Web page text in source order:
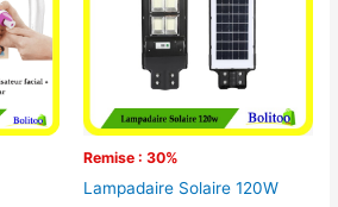
Remise : 30%
Lampadaire Solaire 120W